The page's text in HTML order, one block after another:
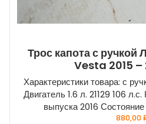
Трос капота с ручкой
Vesta 2015 –
Характеристики товара: с
Двигатель 1.6 л. 21129 106
выпуска 2016
880,00